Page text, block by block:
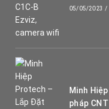
05/05/2023 /
Minh
pháp